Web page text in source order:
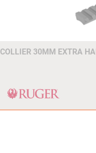
COLLIER 30MM EXTRA